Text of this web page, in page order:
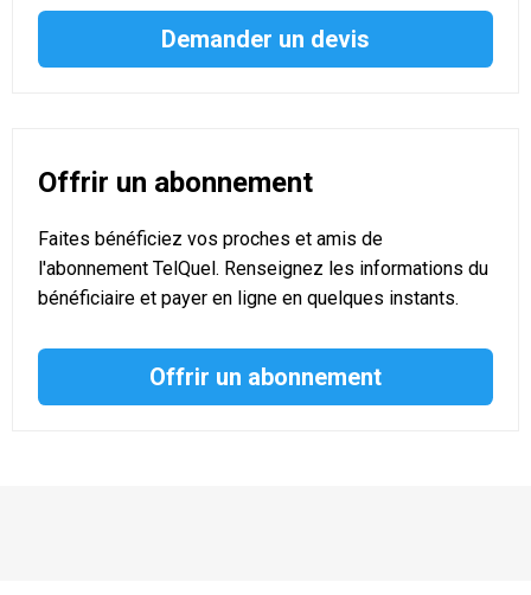
Demander un devis
Offrir un abonnement
Faites bénéficiez vos proches et amis de
l'abonnement TelQuel. Renseignez les informations du
bénéficiaire et payer en ligne en quelques instants.
Offrir un abonnement